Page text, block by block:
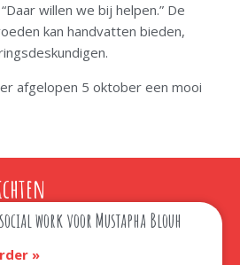
willen we bij helpen.” De
kan handvatten bieden,
afgelopen 5 oktober een mooi
work voor Mustapha Blouh
»